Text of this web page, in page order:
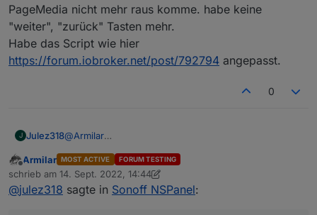
PageMedia nicht mehr raus komme. habe keine
"weiter", "zurück" Tasten mehr.
Habe das Script wie hier
https://forum.iobroker.net/post/792794 angepasst.
0
J Julez318@Armilar
PageMedia nicht mehr raus komme. habe keine
"weiter", "zurück" Tasten mehr.
Habe das Script wie hier
Offline
Armilar MOST ACTIVE FORUM TESTING
schrieb am 14. Sept. 2022, 14:44
zuletzt editiert von Armilar
@julez318 sagte in Sonoff NSPanel: